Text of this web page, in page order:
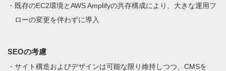
既存のEC2環境とAWS Amplifyの共存構成により、大きな運用フ
ローの変更を伴わずに導入
SEOの考慮
サイト構造およびデザインは可能な限り維持しつつ、CMSを